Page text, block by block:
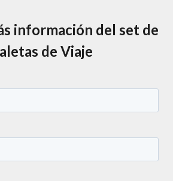
información del set de
de Viaje